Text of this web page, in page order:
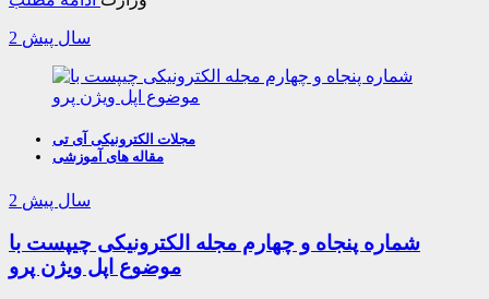
2 سال پیش
مجلات الکترونیکی آی تی
مقاله های آموزشی
2 سال پیش
شماره پنجاه و چهارم مجله الکترونیکی چیپست با
موضوع اپل ویژن پرو